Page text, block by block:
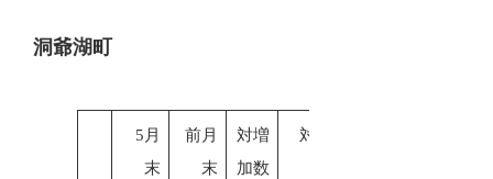
洞爺湖町
5月
末
前月
末
対増
加数
対増加